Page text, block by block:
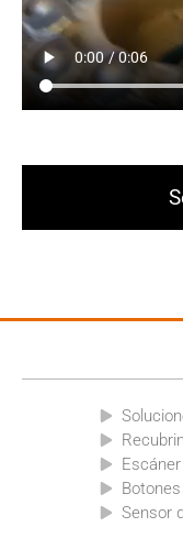
Sensor